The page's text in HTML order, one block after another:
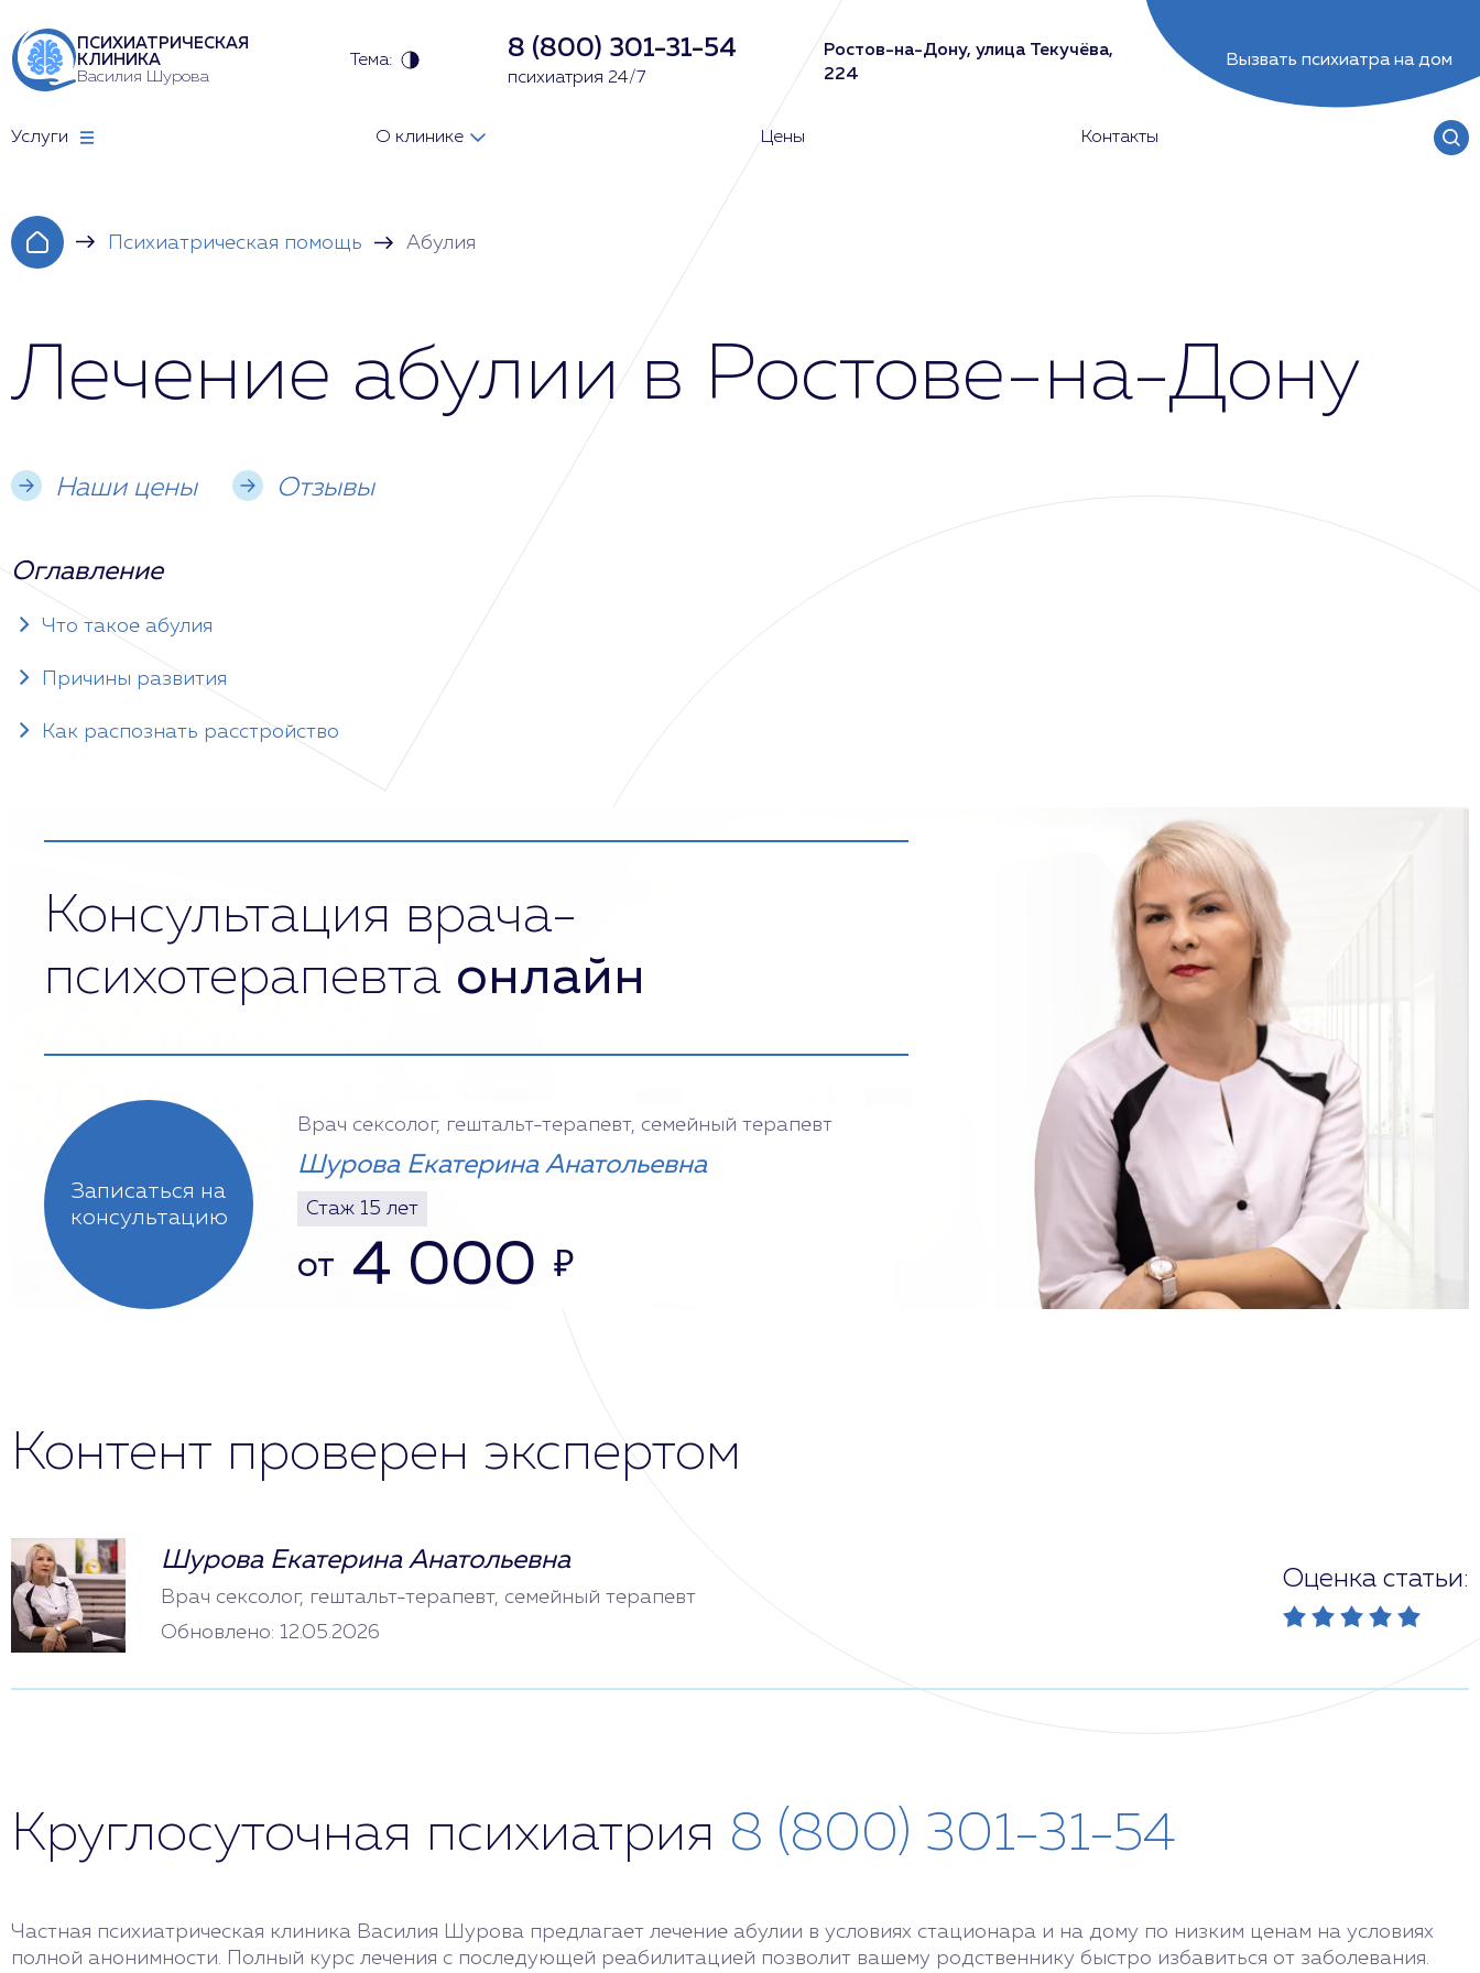
ПСИХИАТРИЧЕСКАЯ
КЛИНИКА
Василия Шурова
Тема: 8 (800) 301-31-54
психиатрия 24/7
Ростов-на-Дону, улица Текучёва,
224
Вызвать психиатра на дом
Услуги О клинике Цены Контакты
Психиатрическая помощь Абулия
Лечение абулии в Ростове-на-Дону
Наши цены Отзывы
Оглавление
Что такое абулия
Причины развития
Как распознать расстройство
Консультация врача-
психотерапевта онлайн
Записаться на
консультацию
Врач сексолог, гештальт-терапевт, семейный терапевт
Шурова Екатерина Анатольевна
Стаж 15 лет
от 4 000 ₽
Контент проверен экспертом
Шурова Екатерина Анатольевна
Врач сексолог, гештальт-терапевт, семейный терапевт
Обновлено: 12.05.2026
Оценка статьи:
Круглосуточная психиатрия 8 (800) 301-31-54
Частная психиатрическая клиника Василия Шурова предлагает лечение абулии в условиях стационара и на дому по низким ценам на условиях
полной анонимности. Полный курс лечения с последующей реабилитацией позволит вашему родственнику быстро избавиться от заболевания.